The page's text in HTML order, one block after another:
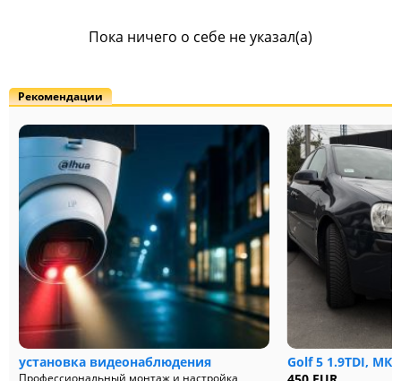
Пока ничего о себе не указал(а)
Рекомендации
установка видеонаблюдения
Профессиональный монтаж и настройка
Golf 5 1.9TDI,